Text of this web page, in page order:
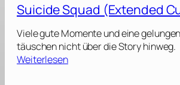
u
e
[
2
0
d
e
r
W
o
Suicide Squad (Extended
Viele gute Momente und eine
täuschen nicht über die Story hinweg.
Weiterlesen: